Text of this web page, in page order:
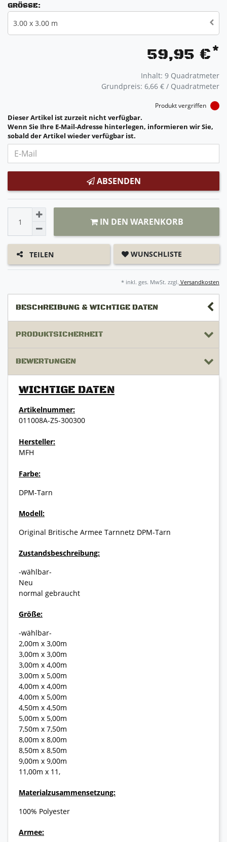
GRÖSSE:
3.00 x 3.00 m
59,95 €*
Inhalt: 9 Quadratmeter
Grundpreis: 6,66 € / Quadratmeter
Produkt vergriffen
Dieser Artikel ist zurzeit nicht verfügbar.
Wenn Sie Ihre E-Mail-Adresse hinterlegen, informieren wir Sie,
sobald der Artikel wieder verfügbar ist.
ABSENDEN
IN DEN WARENKORB
TEILEN WUNSCHLISTE
* inkl. ges. MwSt. zzgl. Versandkosten
BESCHREIBUNG & WICHTIGE DATEN
PRODUKTSICHERHEIT
BEWERTUNGEN
WICHTIGE DATEN
Artikelnummer:
011008A-Z5-300300
Hersteller:
MFH
Farbe:
DPM-Tarn
Modell:
Original Britische Armee Tarnnetz DPM-Tarn
Zustandsbeschreibung:
-wählbar-
Neu
normal gebraucht
Größe:
-wählbar-
2,00m x 3,00m
3,00m x 3,00m
3,00m x 4,00m
3,00m x 5,00m
4,00m x 4,00m
4,00m x 5,00m
4,50m x 4,50m
5,00m x 5,00m
7,50m x 7,50m
8,00m x 8,00m
8,50m x 8,50m
9,00m x 9,00m
11,00m x 11,
Materialzusammensetzung:
100% Polyester
Armee: